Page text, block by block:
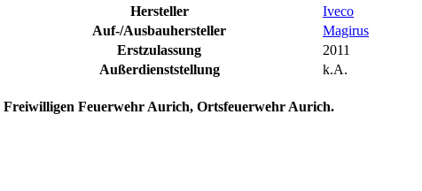
Hersteller
Iveco
Auf-/Ausbauhersteller
Magirus
Erstzulassung
2011
Außerdienststellung k.A.
Feuerwehr Aurich, Ortsfeuerwehr Aurich.